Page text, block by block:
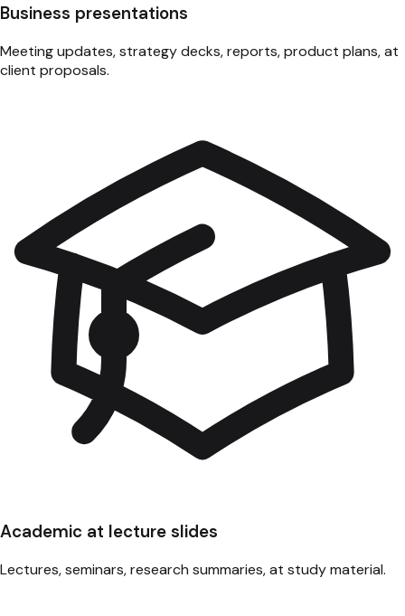
Business presentations
Meeting updates, strategy decks, reports, product plans, at
client proposals.
Academic at lecture slides
Lectures, seminars, research summaries, at study material.